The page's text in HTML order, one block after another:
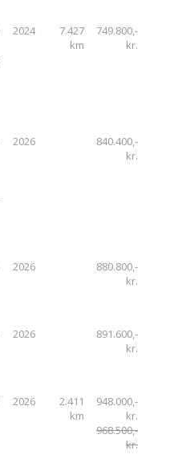
2024
7.427
km
749.800,-
kr.
2026
840.400,-
kr.
2026
880.800,-
kr.
2026
891.600,-
kr.
2026
2.411
km
948.000,-
kr.
968.500,-
kr.